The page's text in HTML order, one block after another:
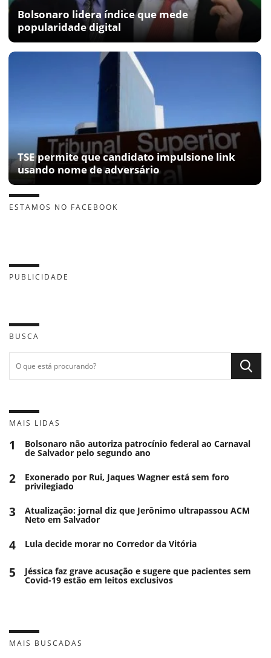
Bolsonaro lidera índice que mede
popularidade digital
TSE permite que candidato impulsione link
usando nome de adversário
ESTAMOS NO FACEBOOK
PUBLICIDADE
BUSCA
MAIS LIDAS
1 Bolsonaro não autoriza patrocínio federal ao Carnaval
de Salvador pelo segundo ano
2 Exonerado por Rui, Jaques Wagner está sem foro
privilegiado
3 Atualização: jornal diz que Jerônimo ultrapassou ACM
Neto em Salvador
4 Lula decide morar no Corredor da Vitória
5 Jéssica faz grave acusação e sugere que pacientes sem
Covid-19 estão em leitos exclusivos
MAIS BUSCADAS